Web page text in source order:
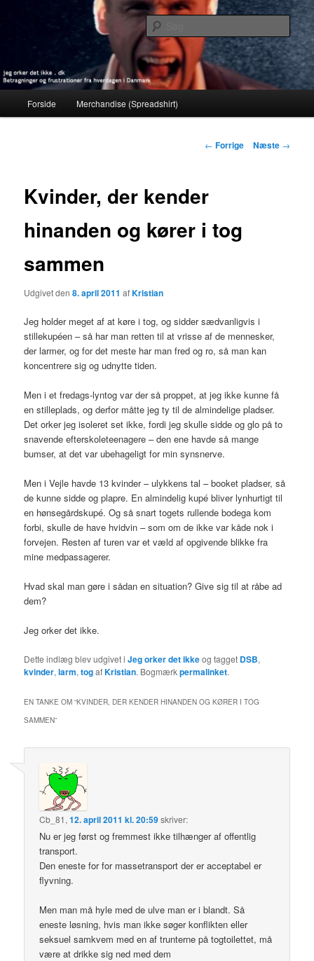
jeg orker det ikke . dk
Betragninger og frustrationer fra hverdagen i Danmark
Søg
Forside Merchandise (Spreadshirt)
Indlægsnavigation
← Forrige Næste →
Kvinder, der kender
hinanden og kører i tog
sammen
Udgivet den8. april 2011 afKristian
Jeg holder meget af at køre i tog, og sidder sædvanligvis i
stillekupéen – så har man retten til at vrisse af de mennesker,
der larmer, og for det meste har man fred og ro, så man kan
koncentrere sig og udnytte tiden.
Men i et fredags-lyntog var der så proppet, at jeg ikke kunne få
en stilleplads, og derfor måtte jeg ty til de almindelige pladser.
Det orker jeg isoleret set ikke, fordi jeg skulle sidde og glo på to
snavende efterskoleteenagere – den ene havde så mange
bumser, at det var ubehageligt for min synsnerve.
Men i Vejle havde 13 kvinder – ulykkens tal – booket pladser, så
de kunne sidde og plapre. En almindelig kupé bliver lynhurtigt til
en hønsegårdskupé. Og så snart togets rullende bodega kom
forbi, skulle de have hvidvin – som om de ikke var kåde nok i
forvejen. Resten af turen var et væld af opgivende blikke fra
mine medpassagerer.
Hvad skal man gøre i sådan en situation? Give sig til at råbe ad
dem?
Jeg orker det ikke.
Dette indlæg blev udgivet iJeg orker det ikkeog tagget DSB,
kvinder,larm,togafKristian. Bogmærkpermalinket.
EN TANKE OM “KVINDER, DER KENDER HINANDEN OG KØRER I TOG
SAMMEN”
Cb_81 ,12. april 2011 kl. 20:59skriver:
Nu er jeg først og fremmest ikke tilhænger af offentlig
transport.
Den eneste for for massetransport der er acceptabel er
flyvning.
Men man må hyle med de ulve man er i blandt. Så
eneste løsning, hvis man ikke søger konflikten eller
seksuel samkvem med en af trunterne på togtoilettet, må
være at drikke sig ned med dem